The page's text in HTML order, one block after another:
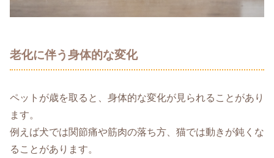
老化に伴う身体的な変化
ペットが歳を取ると、身体的な変化が見られることがあり
ます。
例えば犬では関節痛や筋肉の落ち方、猫では動きが鈍くな
ることがあります。